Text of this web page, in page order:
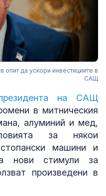
опит да ускори инвестициите в
САЩ
на САЩ
в митническия
алуминий и мед,
за някои
машини и
нови стимули за
произведени в